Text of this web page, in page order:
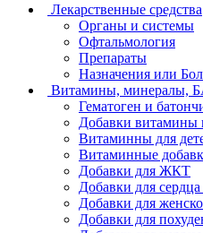
Лекарственные средства
Органы и системы
Офтальмология
Препараты
Назначения или
Витамины, минералы,
Гематоген и
Добавки витамины
Витаминны для
Витаминные
Добавки для ЖКТ
Добавки для сердца
Добавки для
Добавки для